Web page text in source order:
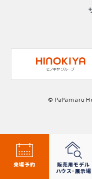
© PaPamaru
来場予約
販売用モデル
ハウス･展示場